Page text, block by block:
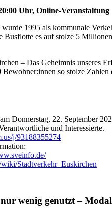
Uhr, Online-Veranstaltung
1995 als kommunale
Busflotte es auf stolze 5
– Das Geheimnis unseres
so stolze
Donnerstag, 22. September
und Interessierte.
j/93188355274
Stadtverkehr_Euskirchen
wenig genutzt –